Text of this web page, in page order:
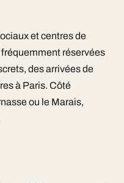
et centres de
réservées
des arrivées de
à Paris. Côté
ou le Marais,